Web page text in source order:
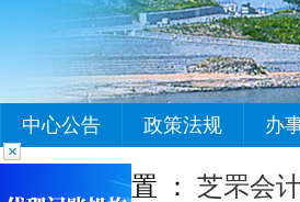
中心公告 政策法规 办
您当前的位置 ： 芝罘会